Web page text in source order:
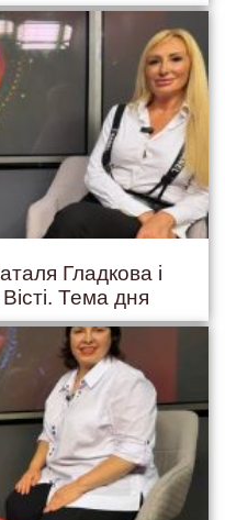
Гладкова і
Тема дня